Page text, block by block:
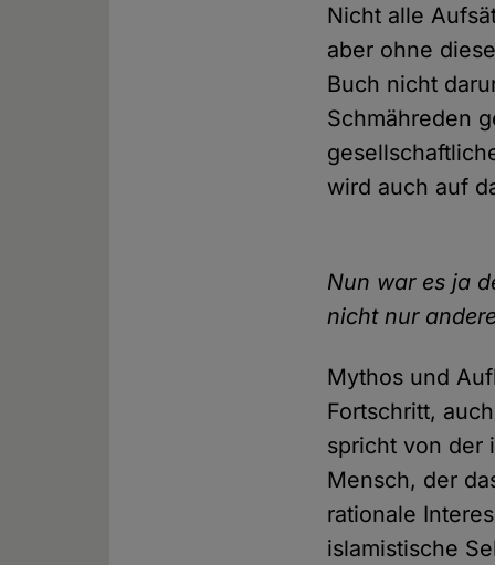
Nicht alle
aber ohne
Buch nicht
Schmähreden
wird auch auf
Nun war es ja
nicht nur
Mythos und
Fortschritt,
spricht von der
Mensch, der
rationale
islamistische